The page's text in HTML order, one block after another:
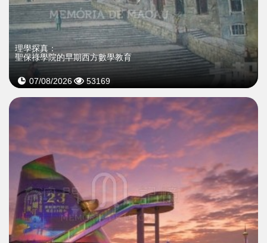
理學探真：
聖保祿學院的早期西方數學教育
07/08/2026 53169